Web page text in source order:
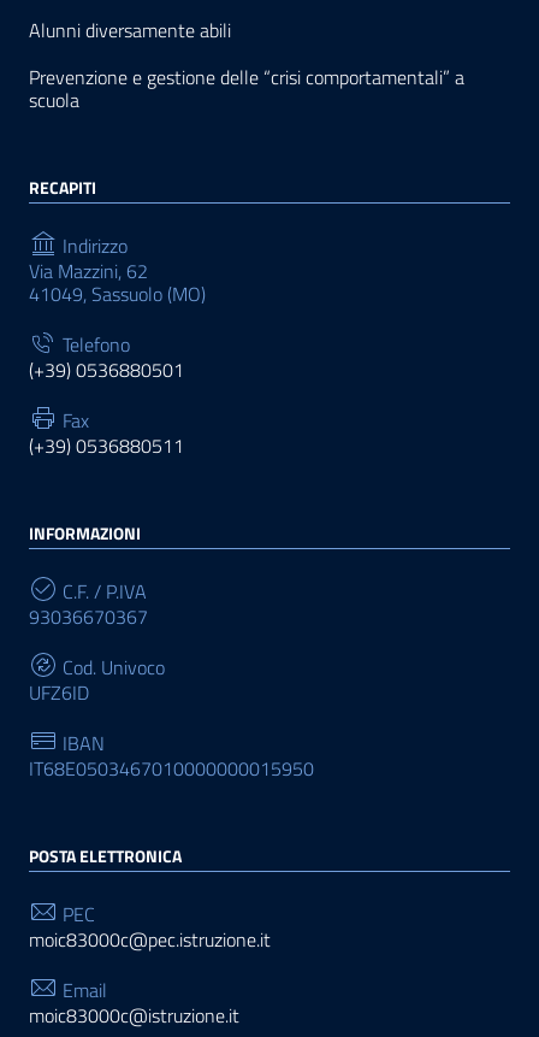
Alunni diversamente abili
Prevenzione e gestione delle “crisi comportamentali” a
scuola
RECAPITI
Indirizzo
Via Mazzini, 62
41049, Sassuolo (MO)
Telefono
(+39) 0536880501
Fax
(+39) 0536880511
INFORMAZIONI
C.F. / P.IVA
93036670367
Cod. Univoco
UFZ6ID
IBAN
IT68E0503467010000000015950
POSTA ELETTRONICA
PEC
moic83000c@pec.istruzione.it
Email
moic83000c@istruzione.it